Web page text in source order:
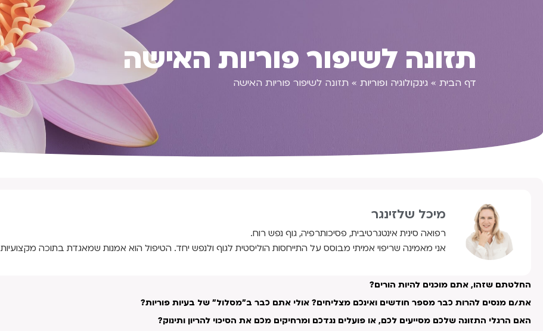
תזונה לשיפור פוריות האישה
דף הבית » גינקולוגיה ופוריות » תזונה לשיפור פוריות האישה
מיכל שלזינגר
רפואה סינית אינטגרטיבית, פסיכותרפיה, גוף נפש רוח.
אני מאמינה שריפוי אמיתי מבוסס על התייחסות הוליסטית לגוף ולנפש יחד. הטיפול הוא אמנות שמאגדת בתוכה מקצועיות
החלטתם שזהו, אתם מוכנים להיות הורים?
את/ם מנסים להרות כבר מספר חודשים ואינכם מצליחים? אולי אתם כבר ב"מסלול" של בעיות פוריות?
האם הרגלי התזונה שלכם מסייעים לכם, או פועלים נגדכם ומרחיקים מכם את הסיכוי להריון ותינוק?